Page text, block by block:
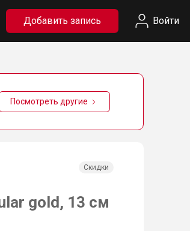
Добавить запись Войти
Посмотреть другие
Скидки
gold, 13 см